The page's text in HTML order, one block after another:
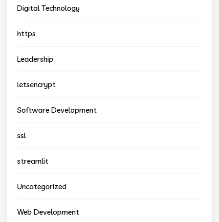
Digital Technology
https
Leadership
letsencrypt
Software Development
ssl
streamlit
Uncategorized
Web Development